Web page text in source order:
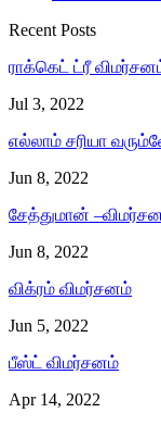
Recent Posts
ராக்கெட் ட்ரீ
Jul 3, 2022
எல்லாம் சரியா
Jun 8, 2022
சேத்துமான்
Jun 8, 2022
விக்ரம் விமர்சனம்
Jun 5, 2022
பீஸ்ட் விமர்சனம்
Apr 14, 2022